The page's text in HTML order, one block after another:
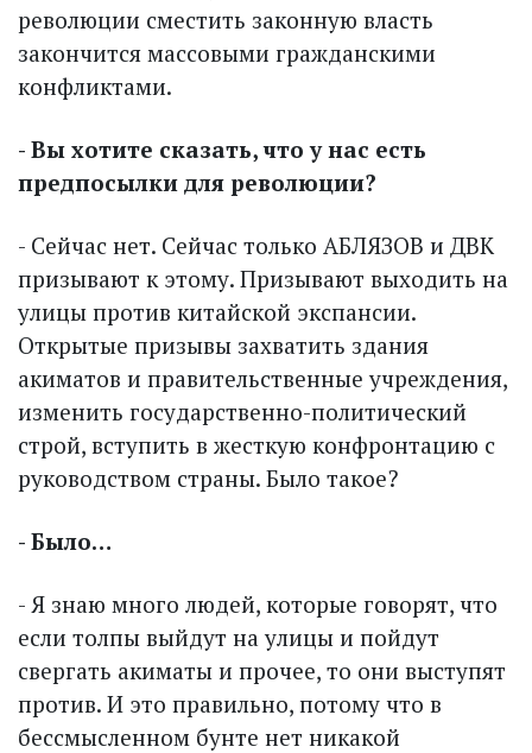
революции сместить законную власть
закончится массовыми гражданскими
конфликтами.
- Вы хотите сказать, что у нас есть
предпосылки для революции?
- Сейчас нет. Сейчас только АБЛЯЗОВ и ДВК
призывают к этому. Призывают выходить на
улицы против китайской экспансии.
Открытые призывы захватить здания
акиматов и правительственные учреждения,
изменить государственно-политический
строй, вступить в жесткую конфронтацию с
руководством страны. Было такое?
- Было…
- Я знаю много людей, которые говорят, что
если толпы выйдут на улицы и пойдут
свергать акиматы и прочее, то они выступят
против. И это правильно, потому что в
бессмысленном бунте нет никакой